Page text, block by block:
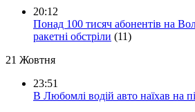
20:12
Понад 100 тисяч абонентів на
ракетні обстріли (11)
21 Жовтня
23:51
В Любомлі водій авто наїхав на